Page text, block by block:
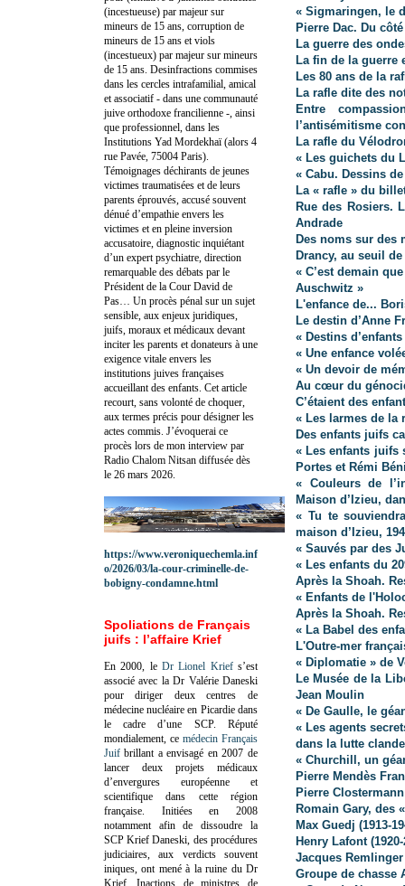
« Sigmaringen, le
Pierre Dac. Du
La guerre des
La fin de la guerre
Les 80 ans de la
La rafle dite des
Entre
l’antisémitisme
La rafle du
« Les guichets du
« Cabu. Dessins
La « rafle » du
Rue des Rosiers.
Andrade
Des noms sur des
Drancy, au seuil
« C’est demain
Auschwitz »
L'enfance de...
Le destin d’Anne
« Destins
« Une enfance
« Un devoir de
Au cœur du
C’étaient des
« Les larmes de la
Des enfants juifs
« Les enfants juifs
Portes et Rémi
« Couleurs de
Maison d’Izieu,
« Tu te
maison d’Izieu,
« Sauvés par des
« Les enfants du
Après la Shoah.
« Enfants de
Après la Shoah.
« La Babel des
L'Outre-mer
« Diplomatie » de
Le Musée de la
Jean Moulin
« De Gaulle, le
« Les agents
dans la lutte
« Churchill, un
Pierre Mendès
Pierre Clostermann
Romain Gary, des
Max Guedj (1913-
Henry Lafont (1920-
Jacques Remlinger
Groupe de chasse
(incestueuse) par majeur sur
mineurs de 15 ans, corruption de
mineurs de 15 ans et viols
(incestueux) par majeur sur mineurs
de 15 ans. Desinfractions commises
dans les cercles intrafamilial, amical
et associatif - dans une communauté
juive orthodoxe francilienne -, ainsi
que professionnel, dans les
Institutions Yad Mordekhaï (alors 4
rue Pavée, 75004 Paris).
Témoignages déchirants de jeunes
victimes traumatisées et de leurs
parents éprouvés, accusé souvent
dénué d’empathie envers les
victimes et en pleine inversion
accusatoire, diagnostic inquiétant
d’un expert psychiatre, direction
remarquable des débats par le
Président de la Cour David de
Pas… Un procès pénal sur un sujet
sensible, aux enjeux juridiques,
juifs, moraux et médicaux devant
inciter les parents et donateurs à une
exigence vitale envers les
institutions juives françaises
accueillant des enfants. Cet article
recourt, sans volonté de choquer,
aux termes précis pour désigner les
actes commis. J’évoquerai ce
procès lors de mon interview par
Radio Chalom Nitsan diffusée dès
le 26 mars 2026.
https://www.veroniquechemla.inf
o/2026/03/la-cour-criminelle-de-
bobigny-condamne.html
Spoliations de Français
juifs : l’affaire Krief
En 2000, le Dr Lionel Kriefs’est
associé avec la Dr Valérie Daneski
pour diriger deux centres de
médecine nucléaire en Picardie dans
le cadre d’une SCP. Réputé
mondialement, ce médecin Français
Juif brillant a envisagé en 2007 de
lancer deux projets médicaux
d’envergures européenne et
scientifique dans cette région
française. Initiées en 2008
notamment afin de dissoudre la
SCP Krief Daneski, des procédures
judiciaires, aux verdicts souvent
iniques, ont mené à la ruine du Dr
Krief.Inactions de ministres de